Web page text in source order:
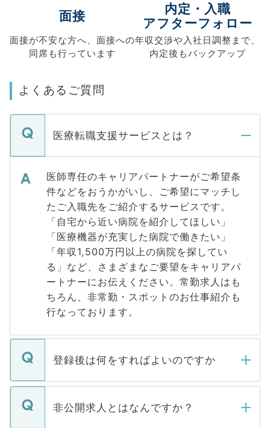
面接
面接が不安な方へ、 面接への
同席も行っています
内定・入職
アフターフォロー
年収交渉や入社日調整まで、
内定後もバックアップ
よくあるご質問
医療転職支援サービスとは？
医師専任のキャリアパートナーがご希望条
件などをおうかがいし、ご希望にマッチし
たご入職先をご紹介するサービスです。
「自宅から近い病院を紹介してほしい」
「医療機器が充実した病院で働きたい」
「年収1,500万円以上の病院を探してい
る」など、さまざまなご要望をキャリアパ
ートナーにお伝えください。常勤求人はも
ちろん、非常勤・スポットのお仕事紹介も
行なっております。
登録後は何をすればよいのですか
ご登録いただきましたら、弊社担当者がご
登録内容を確認し、その後メールもしくは
非公開求人とはなんですか？